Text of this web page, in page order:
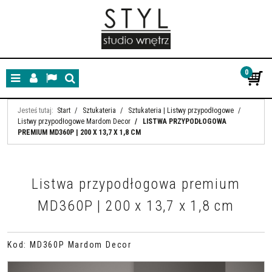
MenuPanelLangSzukaj
0
Jesteś tutaj: Start / Sztukateria / Sztukateria | Listwy przypodłogowe /
Listwy przypodłogowe Mardom Decor /
LISTWA PRZYPODŁOGOWA
PREMIUM MD360P | 200 X 13,7 X 1,8 CM
Listwa przypodłogowa premium
MD360P | 200 x 13,7 x 1,8 cm
Kod : MD360P Mardom Decor